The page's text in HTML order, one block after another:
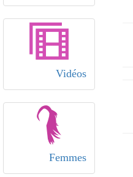
Vidéos
Femmes